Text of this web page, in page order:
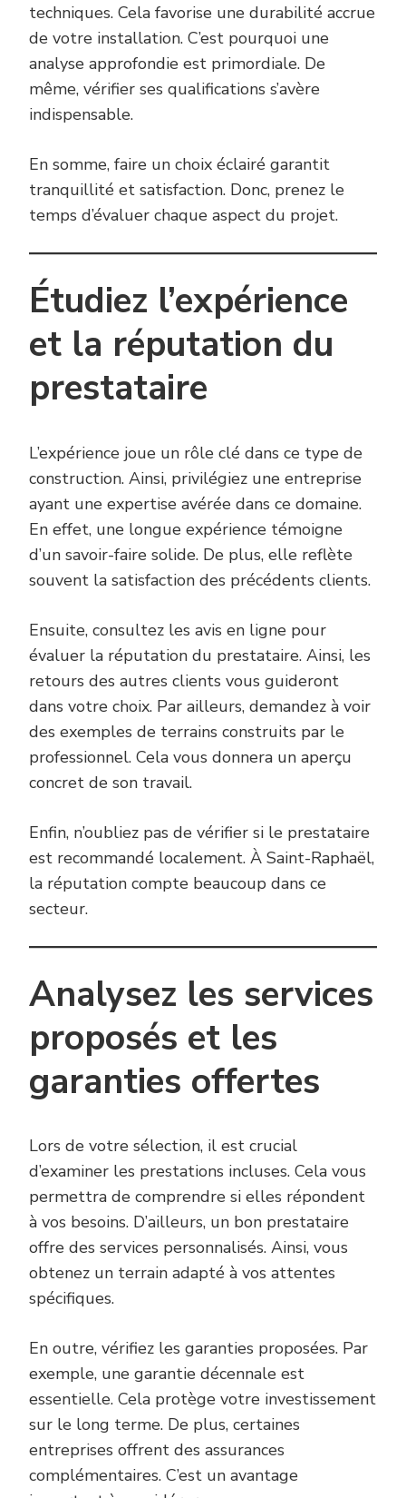
techniques. Cela favorise une durabilité accrue
de votre installation. C’est pourquoi une
analyse approfondie est primordiale. De
même, vérifier ses qualifications s’avère
indispensable.
En somme, faire un choix éclairé garantit
tranquillité et satisfaction. Donc, prenez le
temps d’évaluer chaque aspect du projet.
Étudiez l’expérience
et la réputation du
prestataire
L’expérience joue un rôle clé dans ce type de
construction. Ainsi, privilégiez une entreprise
ayant une expertise avérée dans ce domaine.
En effet, une longue expérience témoigne
d’un savoir-faire solide. De plus, elle reflète
souvent la satisfaction des précédents clients.
Ensuite, consultez les avis en ligne pour
évaluer la réputation du prestataire. Ainsi, les
retours des autres clients vous guideront
dans votre choix. Par ailleurs, demandez à voir
des exemples de terrains construits par le
professionnel. Cela vous donnera un aperçu
concret de son travail.
Enfin, n’oubliez pas de vérifier si le prestataire
est recommandé localement. À Saint-Raphaël,
la réputation compte beaucoup dans ce
secteur.
Analysez les services
proposés et les
garanties offertes
Lors de votre sélection, il est crucial
d’examiner les prestations incluses. Cela vous
permettra de comprendre si elles répondent
à vos besoins. D’ailleurs, un bon prestataire
offre des services personnalisés. Ainsi, vous
obtenez un terrain adapté à vos attentes
spécifiques.
En outre, vérifiez les garanties proposées. Par
exemple, une garantie décennale est
essentielle. Cela protège votre investissement
sur le long terme. De plus, certaines
entreprises offrent des assurances
complémentaires. C’est un avantage